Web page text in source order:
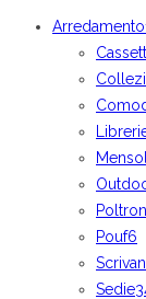
Arredamento
Pouf6
Sedie